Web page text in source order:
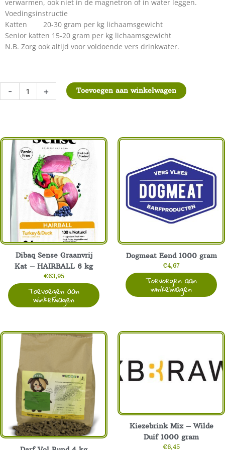
verwarmen, ook niet in de magnetron of in water leggen.
Voedingsinstructie
Katten 20-30 gram per kg lichaamsgewicht
Senior katten 15-20 gram per kg lichaamsgewicht
N.B. Zorg ook altijd voor voldoende vers drinkwater.
-
Dogmeat/Cat's
Nature
gram
aantal
+ Toevoegen aan winkelwagen
Dibaq Sense Graanvrij
Kat – HAIRBALL 6 kg
€63,95
Toevoegen aan
winkelwagen
Dogmeat Eend 1000 gram
€4,67
Toevoegen aan
winkelwagen
Kiezebrink Mix – Wilde
Duif 1000 gram
€6,45